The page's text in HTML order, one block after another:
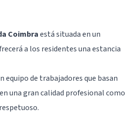
Coimbraestá situada en un
a los residentes una estancia
equipo de trabajadores que basan
una gran calidad profesional como